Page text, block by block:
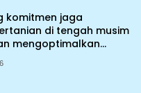
komitmen jaga
di tengah musim
mengoptimalkan
(Irpom)